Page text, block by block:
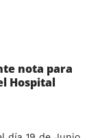
nota para
Hospital